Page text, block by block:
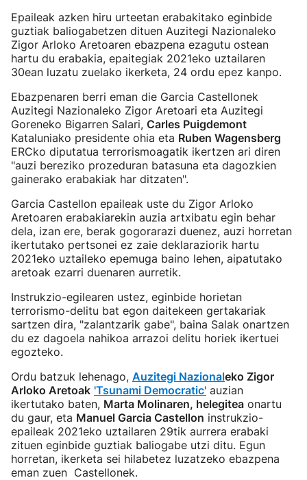
Epaileak azken hiru urteetan erabakitako eginbide
guztiak baliogabetzen dituen Auzitegi Nazionaleko
Zigor Arloko Aretoaren ebazpena ezagutu ostean
hartu du erabakia, epaitegiak 2021eko uztailaren
30ean luzatu zuelako ikerketa, 24 ordu epez kanpo.
Ebazpenaren berri eman die Garcia Castellonek
Auzitegi Nazionaleko Zigor Aretoari eta Auzitegi
Goreneko Bigarren Salari, Carles Puigdemont
Kataluniako presidente ohia eta Ruben Wagensberg
ERCko diputatua terrorismoagatik ikertzen ari diren
"auzi bereziko prozeduran batasuna eta dagozkien
gainerako erabakiak har ditzaten".
Garcia Castellon epaileak uste du Zigor Arloko
Aretoaren erabakiarekin auzia artxibatu egin behar
dela, izan ere, berak gogorarazi duenez, auzi horretan
ikertutako pertsonei ez zaie deklaraziorik hartu
2021eko uztaileko epemuga baino lehen, aipatutako
aretoak ezarri duenaren aurretik.
Instrukzio-egilearen ustez, eginbide horietan
terrorismo-delitu bat egon daitekeen gertakariak
sartzen dira, "zalantzarik gabe", baina Salak onartzen
du ez dagoela nahikoa arrazoi delitu horiek ikertuei
egozteko.
Ordu batzuk lehenago, Auzitegi Nazionaleko Zigor
Arloko Aretoak 'Tsunami Democratic' auzian
ikertutako baten, Marta Molinaren, helegitea onartu
du gaur, eta Manuel Garcia Castellon instrukzio-
epaileak 2021eko uztailaren 29tik aurrera erabaki
zituen eginbide guztiak baliogabe utzi ditu. Egun
horretan, ikerketa sei hilabetez luzatzeko ebazpena
eman zuen Castellonek.